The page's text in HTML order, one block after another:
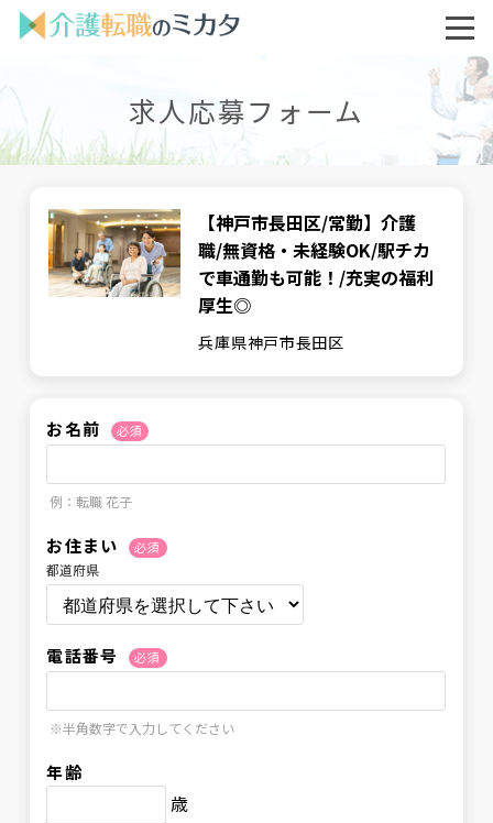
求人応募フォーム
【神戸市長田区/常勤】介護
職/無資格・未経験OK/駅チカ
で車通勤も可能！/充実の福利
厚生◎
兵庫県神戸市長田区
お名前 必須
例：転職 花子
お住まい 必須
都道府県
電話番号 必須
※半角数字で入力してください
年齢
歳